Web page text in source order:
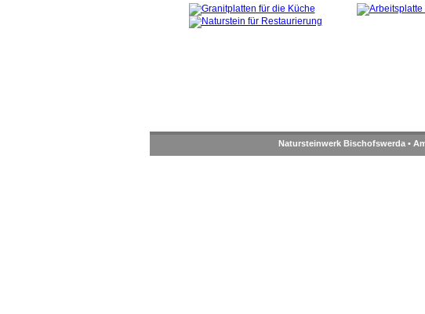
Natursteinwerk Bischofswerda •